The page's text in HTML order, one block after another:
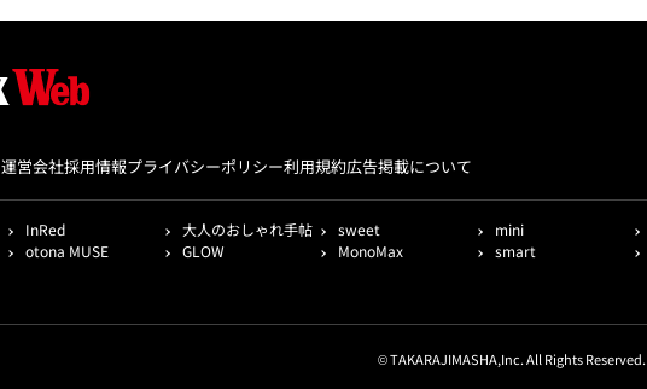
運営会社採用情報プライバシーポリシー利用規約広告掲載について
InRed 大人のおしゃれ手帖 sweet mini
otona MUSE GLOW MonoMax smart
© TAKARAJIMASHA,Inc. All Rights Reserved.